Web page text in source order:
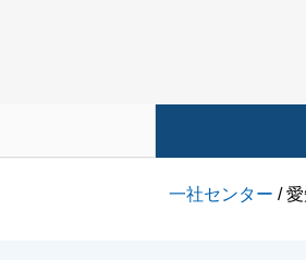
一社センター /